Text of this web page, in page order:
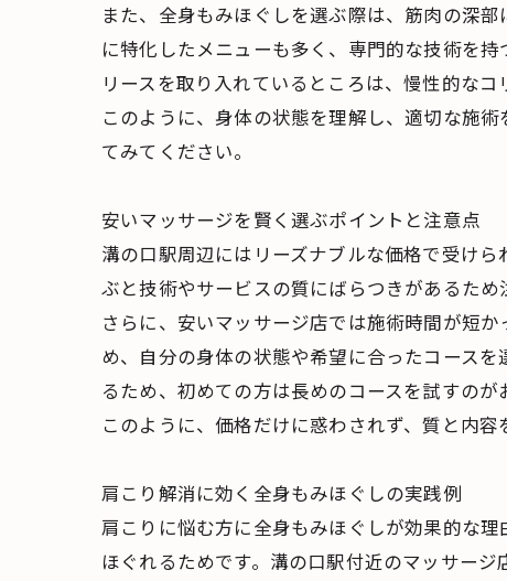
また、全身もみほぐしを選ぶ際は、筋肉の深
に特化したメニューも多く、専門的な技術を
リースを取り入れているところは、慢性的なコ
このように、身体の状態を理解し、適切な施
てみてください。
安いマッサージを賢く選ぶポイントと注意点
溝の口駅周辺にはリーズナブルな価格で受け
ぶと技術やサービスの質にばらつきがあるた
さらに、安いマッサージ店では施術時間が短
め、自分の身体の状態や希望に合ったコース
るため、初めての方は長めのコースを試すのが
このように、価格だけに惑わされず、質と内
肩こり解消に効く全身もみほぐしの実践例
肩こりに悩む方に全身もみほぐしが効果的な
ほぐれるためです。溝の口駅付近のマッサー